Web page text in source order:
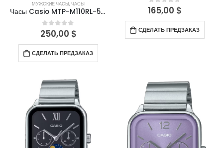
МУЖСКИЕ ЧАСЫ,ЧАСЫ
Часы Casio MTP-M110RL-5AVDF
0out of 5
250,00 $
СДЕЛАТЬ ПРЕДЗАКАЗ
0out of 5
165,00 $
СДЕЛАТЬ ПРЕДЗАКАЗ